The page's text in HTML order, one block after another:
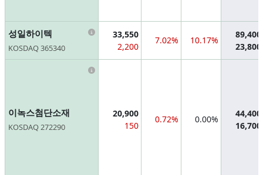
성일하이텍
KOSDAQ 365340
Information
33,550
2,200
7.02% 10.17%
89,400
23,800
이녹스첨단소재
KOSDAQ 272290
Information
20,900
150
0.72% 0.00%
44,400
16,700